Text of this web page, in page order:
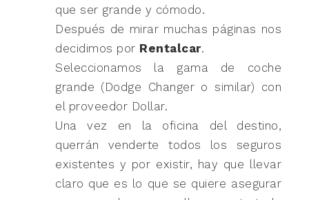
que ser grande y cómodo.
Después de mirar muchas páginas nos
decidimos por Rentalcar.
Seleccionamos la gama de coche
grande (Dodge Changer o similar) con
el proveedor Dollar.
Una vez en la oficina del destino,
querrán venderte todos los seguros
existentes y por existir, hay que llevar
claro que es lo que se quiere asegurar